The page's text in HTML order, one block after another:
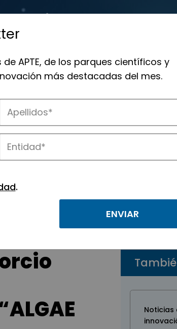
científicos y tecnológicos.
Noticias
APTE, de los parques científicos y
más destacadas del mes.
.